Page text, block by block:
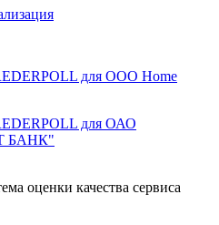
для ООО Home
для ОАО
БАНК"
оценки качества сервиса